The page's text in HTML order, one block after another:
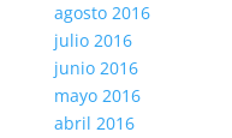
agosto 2016
julio 2016
junio 2016
mayo 2016
abril 2016